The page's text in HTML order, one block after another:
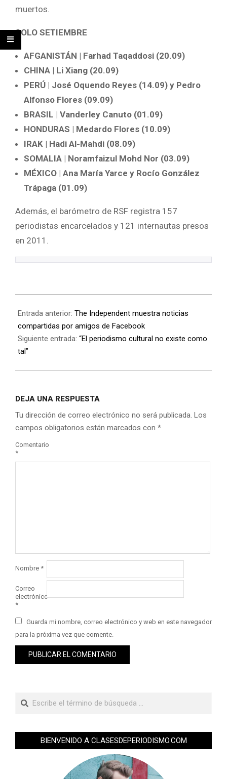
muertos.
SOLO SETIEMBRE
AFGANISTÁN | Farhad Taqaddosi (20.09)
CHINA | Li Xiang (20.09)
PERÚ | José Oquendo Reyes (14.09) y Pedro
Alfonso Flores (09.09)
BRASIL | Vanderley Canuto (01.09)
HONDURAS | Medardo Flores (10.09)
IRAK | Hadi Al-Mahdi (08.09)
SOMALIA | Noramfaizul Mohd Nor (03.09)
MÉXICO | Ana María Yarce y Rocío González
Trápaga (01.09)
Además, el barómetro de RSF registra 157
periodistas encarcelados y 121 internautas presos
en 2011.
Entrada anterior: The Independent muestra noticias
compartidas por amigos de Facebook
Siguiente entrada: “El periodismo cultural no existe como
tal”
DEJA UNA RESPUESTA
Tu dirección de correo electrónico no será publicada. Los
campos obligatorios están marcados con *
Comentario
*
Nombre *
Correo
electrónico
*
Guarda mi nombre, correo electrónico y web en este navegador
para la próxima vez que comente.
BIENVENIDO A CLASESDEPERIODISMO.COM